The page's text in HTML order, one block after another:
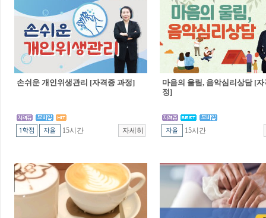
손쉬운 개인위생관리 [자격증 과정]
15시간
마음의 울림, 음악심리상담 [
정]
15시간